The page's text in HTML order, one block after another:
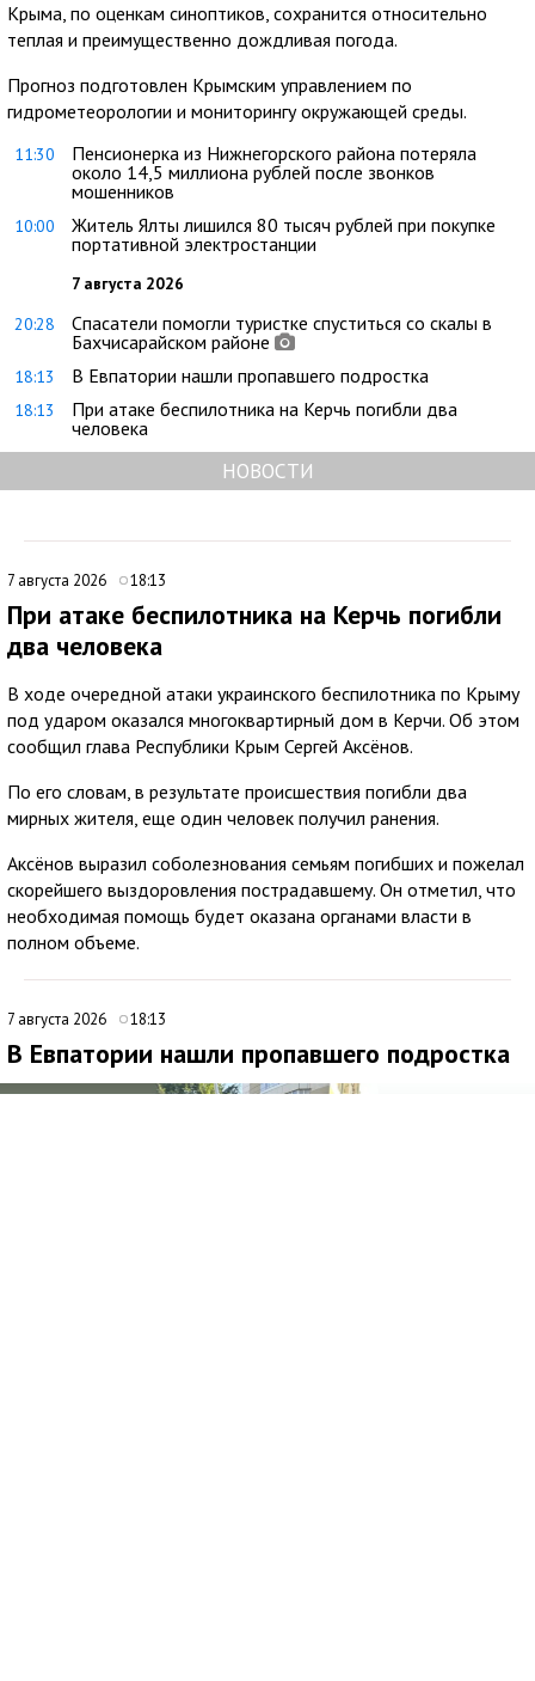
Крыма, по оценкам синоптиков, сохранится относительно
теплая и преимущественно дождливая погода.
Прогноз подготовлен Крымским управлением по
гидрометеорологии и мониторингу окружающей среды.
11:30
Пенсионерка из Нижнегорского района потеряла
около 14,5 миллиона рублей после звонков
мошенников
10:00
Житель Ялты лишился 80 тысяч рублей при покупке
портативной электростанции
7 августа 2026
20:28
Спасатели помогли туристке спуститься со скалы в
Бахчисарайском районе
18:13 В Евпатории нашли пропавшего подростка
18:13
При атаке беспилотника на Керчь погибли два
человека
НОВОСТИ
7 августа 2026 18:13
При атаке беспилотника на Керчь погибли
два человека
В ходе очередной атаки украинского беспилотника по Крыму
под ударом оказался многоквартирный дом в Керчи. Об этом
сообщил глава Республики Крым Сергей Аксёнов.
По его словам, в результате происшествия погибли два
мирных жителя, еще один человек получил ранения.
Аксёнов выразил соболезнования семьям погибших и пожелал
скорейшего выздоровления пострадавшему. Он отметил, что
необходимая помощь будет оказана органами власти в
полном объеме.
7 августа 2026 18:13
В Евпатории нашли пропавшего подростка